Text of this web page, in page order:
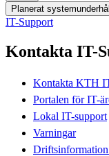
Planerat systemunderhåll
IT-Support
Kontakta IT-
Kontakta KTH
Portalen för IT-
Lokal IT-support
Varningar